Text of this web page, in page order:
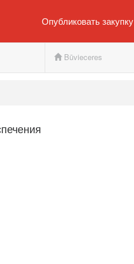
Покупателю и продавцу
Опубликовать закупку
Būvieceres